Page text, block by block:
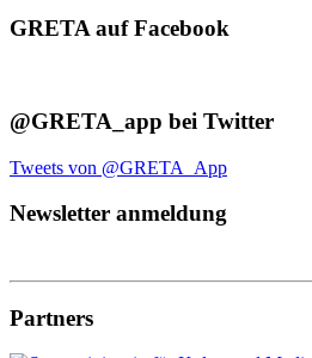
GRETA auf Facebook
@GRETA_app bei Twitter
Tweets von @GRETA_App
Newsletter anmeldung
Partners